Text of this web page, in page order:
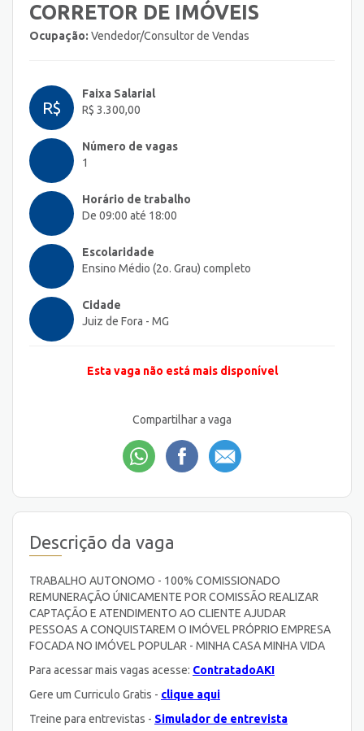
CORRETOR DE IMÓVEIS
Ocupação: Vendedor/Consultor de Vendas
R$
Faixa Salarial
R$ 3.300,00
Número de vagas
1
Horário de trabalho
De 09:00 até 18:00
Escolaridade
Ensino Médio (2o. Grau) completo
Cidade
Juiz de Fora - MG
Esta vaga não está mais disponível
Compartilhar a vaga
Descrição da vaga
TRABALHO AUTONOMO - 100% COMISSIONADO
REMUNERAÇÃO ÚNICAMENTE POR COMISSÃO REALIZAR
CAPTAÇÃO E ATENDIMENTO AO CLIENTE AJUDAR
PESSOAS A CONQUISTAREM O IMÓVEL PRÓPRIO EMPRESA
FOCADA NO IMÓVEL POPULAR - MINHA CASA MINHA VIDA
Para acessar mais vagas acesse: ContratadoAKI
Gere um Curriculo Gratis - clique aqui
Treine para entrevistas - Simulador de entrevista